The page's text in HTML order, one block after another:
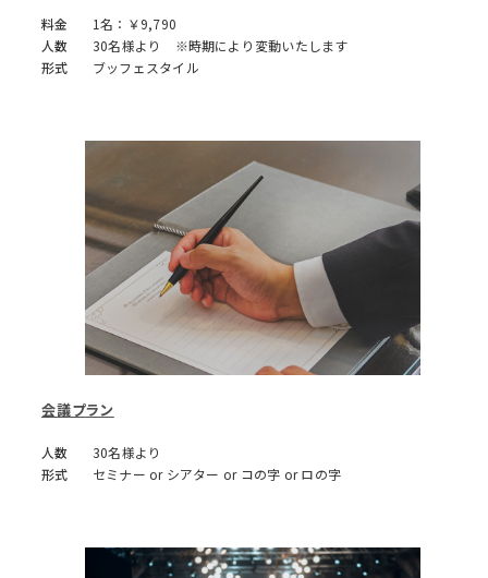
料金
1名：￥9,790
人数
30名様より ※時期により変動いたします
形式
ブッフェスタイル
会議プラン
人数
30名様より
形式
セミナー or シアター or コの字 or ロの字